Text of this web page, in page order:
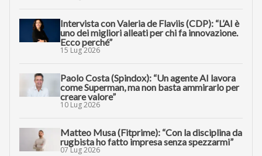
Intervista con Valeria de Flaviis (CDP): “L’AI è
uno dei migliori alleati per chi fa innovazione.
Ecco perché”
15 Lug 2026
Paolo Costa (Spindox): “Un agente AI lavora
come Superman, ma non basta ammirarlo per
creare valore”
10 Lug 2026
Matteo Musa (Fitprime): “Con la disciplina da
rugbista ho fatto impresa senza spezzarmi”
07 Lug 2026